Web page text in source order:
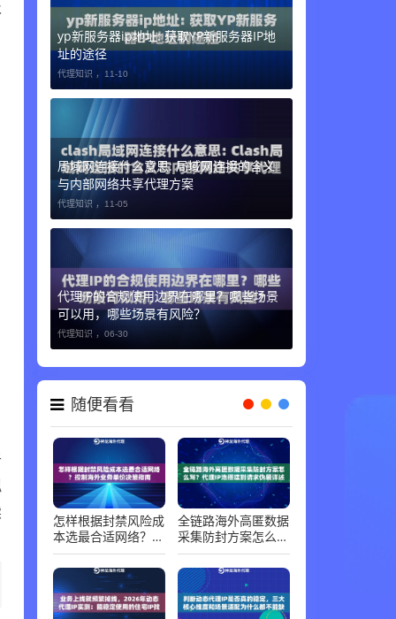
yp新服务器ip地址: 获取YP新服务器IP地
址的途径
代理知识 ， 11-10
局域网连接什么意思: 局域网连接的含义
与内部网络共享代理方案
代理知识 ， 11-05
代理IP的合规使用边界在哪里？哪些场景
可以用，哪些场景有风险？
代理知识 ， 06-30
随便看看
怎样根据封禁风险成
本选最合适网络？控
制海外业务单价决策
指南
全链路海外高匿数据
采集防封方案怎么
写？代理IP池搭建到
请求伪装详述